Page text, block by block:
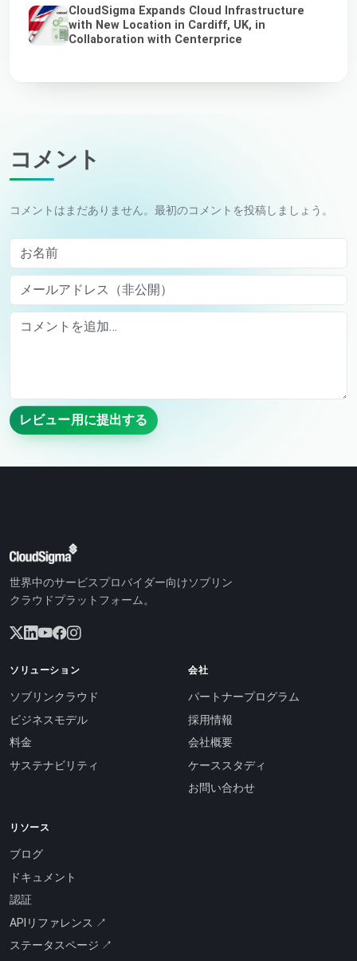
CloudSigma Expands Cloud Infrastructure
with New Location in Cardiff, UK, in
Collaboration with Centerprice
コメント
コメントはまだありません。最初のコメントを投稿しましょう。
お名前
メールアドレス（非公開）
Comment
レビュー用に提出する
世界中のサービスプロバイダー向けソブリン
クラウドプラットフォーム。
ソリューション
ソブリンクラウド
ビジネスモデル
料金
サステナビリティ
会社
パートナープログラム
採用情報
会社概要
ケーススタディ
お問い合わせ
リソース
ブログ
ドキュメント
認証
APIリファレンス ↗
ステータスページ ↗